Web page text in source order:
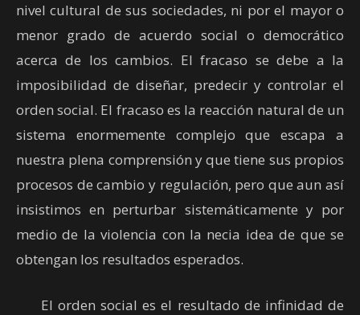
nivel cultural de sus sociedades, ni por el mayor o
menor grado de acuerdo social o democrático
acerca de los cambios. El fracaso se debe a la
imposibilidad de diseñar, predecir y controlar el
orden social. El fracaso es la reacción natural de un
sistema enormemente complejo que escapa a
nuestra plena comprensión y que tiene sus propios
procesos de cambio y regulación, pero que aun así
insistimos en perturbar sistemáticamente y por
medio de la violencia con la necia idea de que se
obtengan los resultados esperados.
El orden social es el resultado de infinidad de